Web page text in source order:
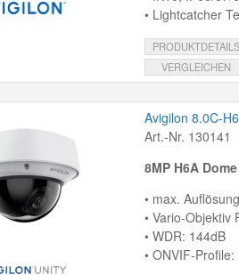
• Lightcatcher
PRODUKTDETAILS
VERGLEICHEN
Avigilon 8.0C-
Art.-Nr. 130141
8MP H6A
• max.
• Vario-Objektiv
• WDR: 144dB
• ONVIF-